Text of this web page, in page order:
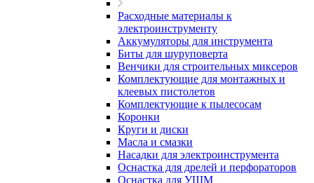
Расходные материалы к
электроинструменту
Аккумуляторы для инструмента
Биты для шуруповерта
Венчики для строительных миксеров
Комплектующие для монтажных и
клеевых пистолетов
Комплектующие к пылесосам
Коронки
Круги и диски
Масла и смазки
Насадки для электроинструмента
Оснастка для дрелей и перфораторов
Оснастка для УШМ